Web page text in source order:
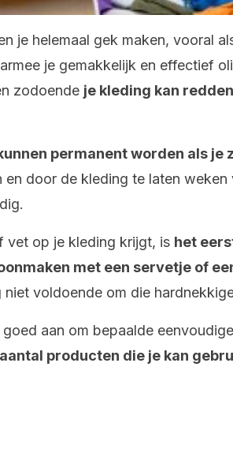
je helemaal gek maken, vooral
je gemakkelijk en effectief
zodoende je kleding kan
permanent worden als je
en door de kleding te laten
vet op je kleding krijgt, is het
met een servetje of
niet voldoende om die
aan om bepaalde
producten die je kan